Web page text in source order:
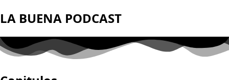
LA BUENA PODCAST